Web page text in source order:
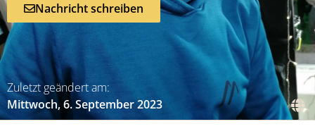
Nachricht schreiben
Zuletzt geändert am:
Mittwoch, 6. September 2023